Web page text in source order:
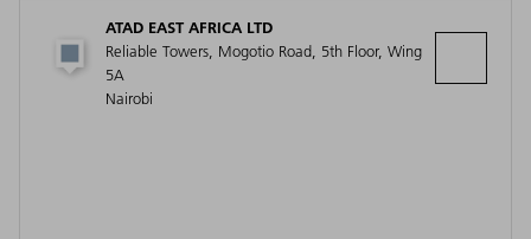
ATAD EAST AFRICA LTD
Reliable Towers, Mogotio Road, 5th Floor, Wing
5A
Nairobi